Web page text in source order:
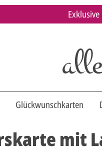
Glückwunschkarten
mit